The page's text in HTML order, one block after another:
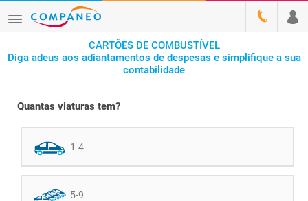
CARTÕES DE COMBUSTÍVEL
Diga adeus aos adiantamentos de despesas e simplifique a sua
contabilidade
Quantas viaturas tem?
1-4
5-9